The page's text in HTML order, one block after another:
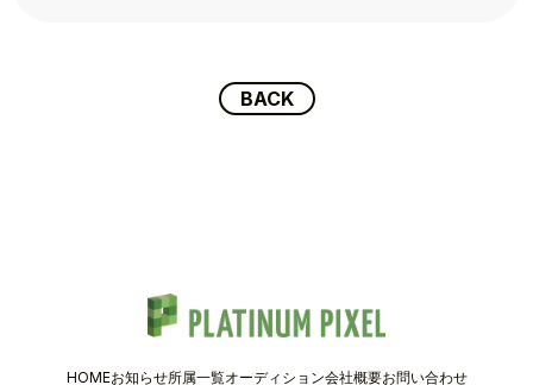
SCHEDULE
COMPANY
BACK
HOMEお知らせ所属一覧オーディション会社概要お問い合わせ